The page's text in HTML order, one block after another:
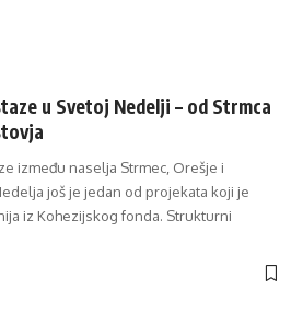
u Svetoj Nedelji – od Strmca
između naselja Strmec, Orešje i
još je jedan od projekata koji je
iz Kohezijskog fonda. Strukturni